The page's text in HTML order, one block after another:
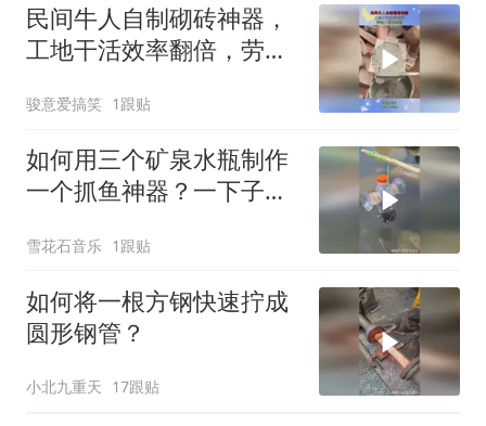
民间牛人自制砌砖神器，
工地干活效率翻倍，劳动
骏意爱搞笑 1跟贴
如何用三个矿泉水瓶制作
一个抓鱼神器？一下子竟
雪花石音乐 1跟贴
如何将一根方钢快速拧成
圆形钢管？
小北九重天 17跟贴